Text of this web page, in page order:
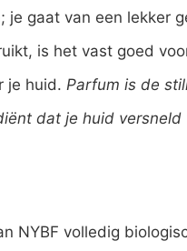
gaat van een lekker
is het vast goed
je huid. Parfum is de
dat je huid
NYBF volledig